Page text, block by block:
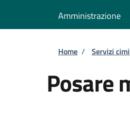
Amministrazione
Briciole
Home / Servizi
Posare